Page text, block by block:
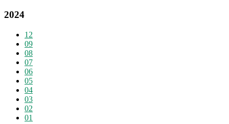
2024
12
09
08
07
06
05
04
03
02
01